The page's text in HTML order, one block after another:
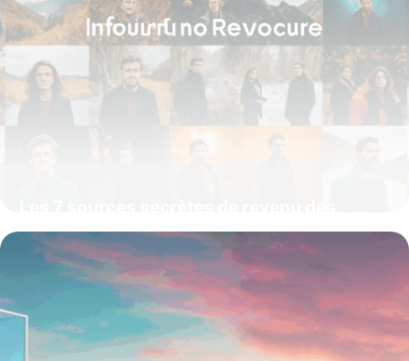
influenceurs en 2025 que personne ne
vous a encore révélées